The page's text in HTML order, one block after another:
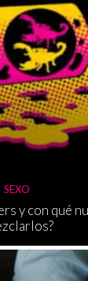
SEXO
y con qué